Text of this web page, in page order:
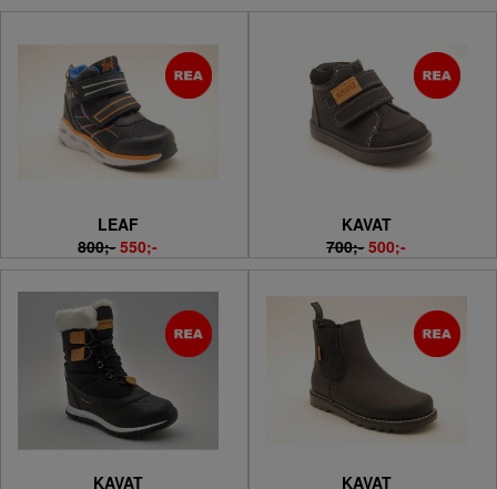
LEAF
800;- 550;-
KAVAT
700;- 500;-
KAVAT KAVAT